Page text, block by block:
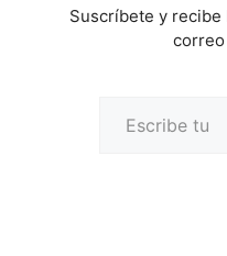
Suscríbete y recibe